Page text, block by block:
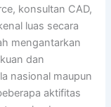
konsultan CAD,
luas secara
mengantarkan
dan
nasional maupun
aktifitas